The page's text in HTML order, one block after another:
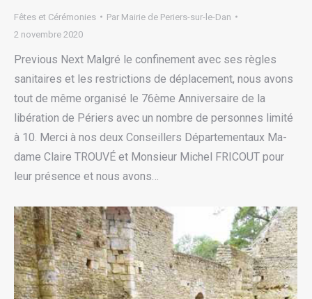
Fêtes et Cérémonies Par Mairie de Periers-sur-le-Dan
2 novembre 2020
Previous Next Malgré le confinement avec ses règles
sanitaires et les restrictions de déplacement, nous avons
tout de même organisé le 76ème Anniversaire de la
libération de Périers avec un nombre de personnes limité
à 10. Merci à nos deux Conseillers Départementaux Ma-
dame Claire TROUVÉ et Monsieur Michel FRICOUT pour
leur présence et nous avons…